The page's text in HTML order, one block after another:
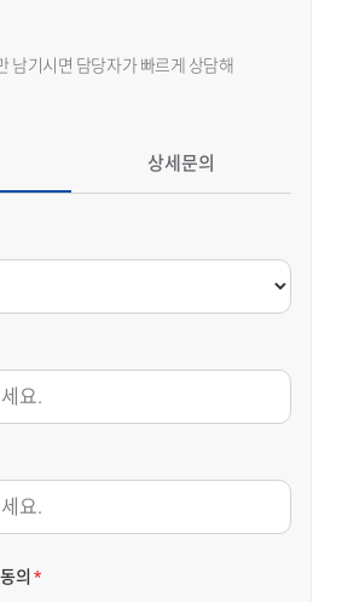
남기시면 담당자가 빠르게 상담해
상세문의
의 *